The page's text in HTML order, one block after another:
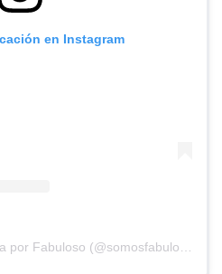
en Instagram
Una publicación compartida por Fabuloso (@somosfabuloso)